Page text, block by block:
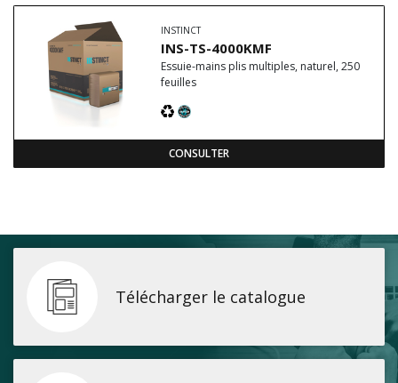
INSTINCT
INS-TS-4000KMF
Essuie-mains plis multiples, naturel, 250
feuilles
CONSULTER
Télécharger le catalogue